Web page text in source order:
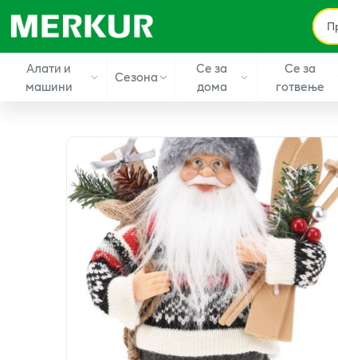
Алати и
машини
Сезона
Се за
дома
Се за
готвење